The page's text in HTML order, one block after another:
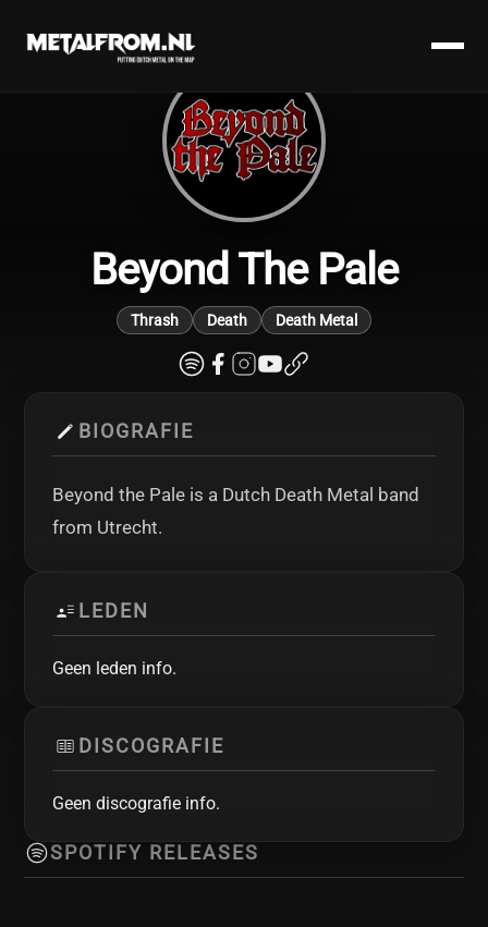
Beyond The Pale
Thrash Death Death Metal
BIOGRAFIE
Beyond the Pale is a Dutch Death Metal band
from Utrecht.
LEDEN
Geen leden info.
DISCOGRAFIE
Geen discografie info.
SPOTIFY RELEASES